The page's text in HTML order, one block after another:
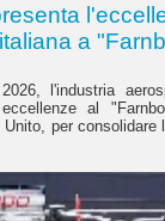
a
l'industria
al
per consolidare